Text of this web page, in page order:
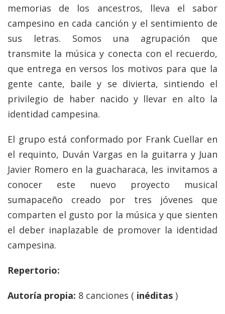
memorias de los ancestros, lleva el sabor
campesino en cada canción y el sentimiento de
sus letras. Somos una agrupación que
transmite la música y conecta con el recuerdo,
que entrega en versos los motivos para que la
gente cante, baile y se divierta, sintiendo el
privilegio de haber nacido y llevar en alto la
identidad campesina.
El grupo está conformado por Frank Cuellar en
el requinto, Duván Vargas en la guitarra y Juan
Javier Romero en la guacharaca, les invitamos a
conocer este nuevo proyecto musical
sumapaceño creado por tres jóvenes que
comparten el gusto por la música y que sienten
el deber inaplazable de promover la identidad
campesina.
Repertorio:
Autoría propia: 8 canciones ( inéditas )